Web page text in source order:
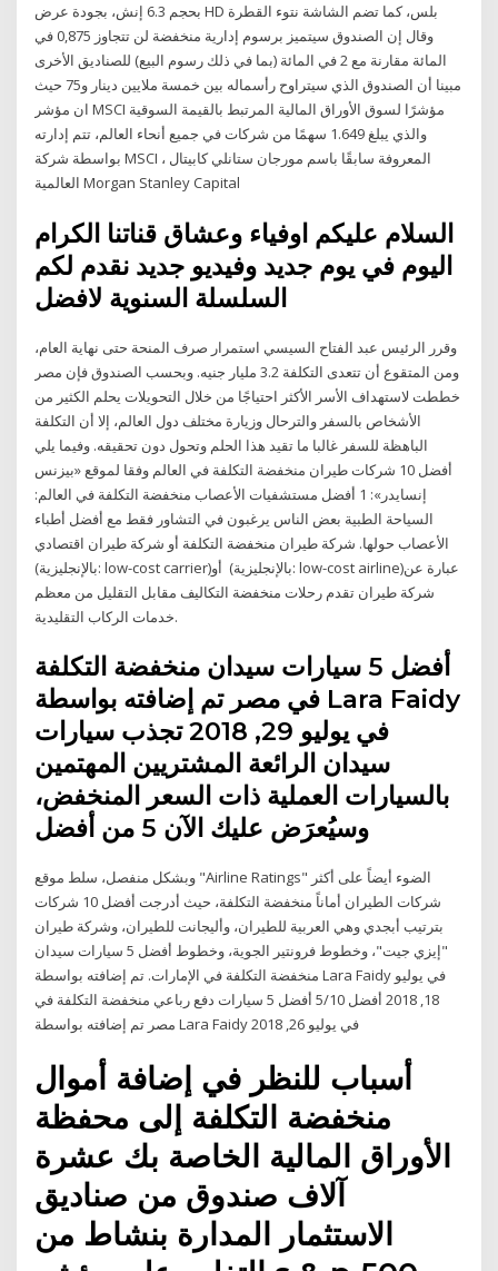
بحجم 6.3 إنش، بجودة عرض HD بلس، كما تضم الشاشة نتوء القطرة
وقال إن الصندوق سيتميز برسوم إدارية منخفضة لن تتجاوز 0,875 في
المائة مقارنة مع 2 في المائة (بما في ذلك رسوم البيع) للصناديق الأخرى
مبينا أن الصندوق الذي سيتراوح رأسماله بين خمسة ملايين دينار و75 حيث
ان مؤشر MSCI مؤشرًا لسوق الأوراق المالية المرتبط بالقيمة السوقية
والذي يبلغ 1.649 سهمًا من شركات في جميع أنحاء العالم، تتم إدارته
بواسطة شركة MSCI ، المعروفة سابقًا باسم مورجان ستانلي كابيتال
العالمية Morgan Stanley Capital
السلام عليكم اوفياء وعشاق قناتنا الكرام
اليوم في يوم جديد وفيديو جديد نقدم لكم
السلسلة السنوية لافضل
وقرر الرئيس عبد الفتاح السيسي استمرار صرف المنحة حتى نهاية العام،
ومن المتقوع أن تتعدى التكلفة 3.2 مليار جنيه. وبحسب الصندوق فإن مصر
خططت لاستهداف الأسر الأكثر احتياجًا من خلال التحويلات يحلم الكثير من
الأشخاص بالسفر والترحال وزيارة مختلف دول العالم، إلا أن التكلفة
الباهظة للسفر غالبا ما تقيد هذا الحلم وتحول دون تحقيقه. وفيما يلي
أفضل 10 شركات طيران منخفضة التكلفة في العالم وفقا لموقع «بيزنس
إنسايدر»: 1 أفضل مستشفيات الأعصاب منخفضة التكلفة في العالم:
السياحة الطبية بعض الناس يرغبون في التشاور فقط مع أفضل أطباء
الأعصاب حولها. شركة طيران منخفضة التكلفة أو شركة طيران اقتصادي
(بالإنجليزية: low-cost carrier)‏ أو (بالإنجليزية: low-cost airline)‏ عبارة عن
شركة طيران تقدم رحلات منخفضة التكاليف مقابل التقليل من معظم
خدمات الركاب التقليدية.
أفضل 5 سيارات سيدان منخفضة التكلفة
في مصر تم إضافته بواسطة Lara Faidy
في يوليو 29, 2018 تجذب سيارات
سيدان الرائعة المشتريين المهتمين
بالسيارات العملية ذات السعر المنخفض،
وسيُعرَض عليك الآن 5 من أفضل
وبشكل منفصل، سلط موقع "Airline Ratings" الضوء أيضاً على أكثر
شركات الطيران أماناً منخفضة التكلفة، حيث أدرجت أفضل 10 شركات
بترتيب أبجدي وهي العربية للطيران، وأليجانت للطيران، وشركة طيران
"إيزي جيت"، وخطوط فرونتير الجوية، وخطوط أفضل 5 سيارات سيدان
منخفضة التكلفة في الإمارات. تم إضافته بواسطة Lara Faidy في يوليو
18, 2018 أفضل 5/10 أفضل 5 سيارات دفع رباعي منخفضة التكلفة في
مصر تم إضافته بواسطة Lara Faidy في يوليو 26, 2018
أسباب للنظر في إضافة أموال
منخفضة التكلفة إلى محفظة
الأوراق المالية الخاصة بك عشرة
آلاف صندوق من صناديق
الاستثمار المدارة بنشاط من